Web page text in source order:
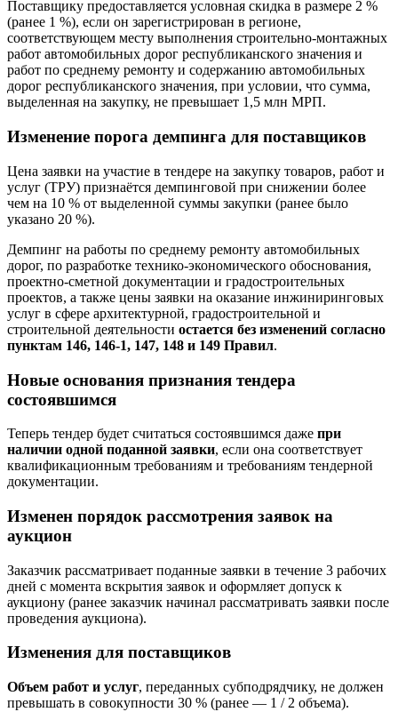
Поставщику предоставляется условная скидка в размере 2 %
(ранее 1 %), если он зарегистрирован в регионе,
соответствующем месту выполнения строительно-монтажных
работ автомобильных дорог республиканского значения и
работ по среднему ремонту и содержанию автомобильных
дорог республиканского значения, при условии, что сумма,
выделенная на закупку, не превышает 1,5 млн МРП.
Изменение порога демпинга для поставщиков
Цена заявки на участие в тендере на закупку товаров, работ и
услуг (ТРУ) признаётся демпинговой при снижении более
чем на 10 % от выделенной суммы закупки (ранее было
указано 20 %).
Демпинг на работы по среднему ремонту автомобильных
дорог, по разработке технико-экономического обоснования,
проектно-сметной документации и градостроительных
проектов, а также цены заявки на оказание инжиниринговых
услуг в сфере архитектурной, градостроительной и
строительной деятельности остается без изменений согласно
пунктам 146, 146-1, 147, 148 и 149 Правил.
Новые основания признания тендера
состоявшимся
Теперь тендер будет считаться состоявшимся даже при
наличии одной поданной заявки, если она соответствует
квалификационным требованиям и требованиям тендерной
документации.
Изменен порядок рассмотрения заявок на
аукцион
Заказчик рассматривает поданные заявки в течение 3 рабочих
дней с момента вскрытия заявок и оформляет допуск к
аукциону (ранее заказчик начинал рассматривать заявки после
проведения аукциона).
Изменения для поставщиков
Объем работ и услуг, переданных субподрядчику, не должен
превышать в совокупности 30 % (ранее — 1 / 2 объема).